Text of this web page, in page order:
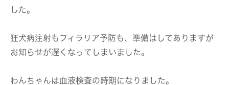
した。
狂犬病注射もフィラリア予防も、準備はしてありますが
お知らせが遅くなってしまいました。
わんちゃんは血液検査の時期になりました。